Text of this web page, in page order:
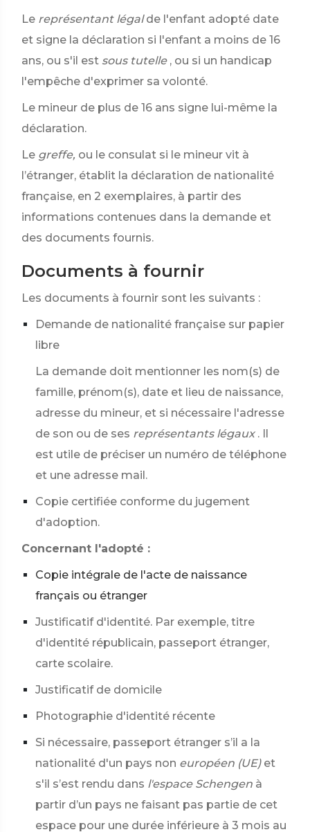
Le représentant légal de l'enfant adopté date
et signe la déclaration si l'enfant a moins de 16
ans, ou s'il est sous tutelle , ou si un handicap
l'empêche d'exprimer sa volonté.
Le mineur de plus de 16 ans signe lui-même la
déclaration.
Le greffe, ou le consulat si le mineur vit à
l’étranger, établit la déclaration de nationalité
française, en 2 exemplaires, à partir des
informations contenues dans la demande et
des documents fournis.
Documents à fournir
Les documents à fournir sont les suivants :
Demande de nationalité française sur papier
libre
La demande doit mentionner les nom(s) de
famille, prénom(s), date et lieu de naissance,
adresse du mineur, et si nécessaire l'adresse
de son ou de ses représentants légaux . Il
est utile de préciser un numéro de téléphone
et une adresse mail.
Copie certifiée conforme du jugement
d'adoption.
Concernant l'adopté :
Copie intégrale de l'acte de naissance
français ou étranger
Justificatif d'identité. Par exemple, titre
d'identité républicain, passeport étranger,
carte scolaire.
Justificatif de domicile
Photographie d'identité récente
Si nécessaire, passeport étranger s’il a la
nationalité d'un pays non européen (UE) et
s'il s’est rendu dans l'espace Schengen à
partir d’un pays ne faisant pas partie de cet
espace pour une durée inférieure à 3 mois au